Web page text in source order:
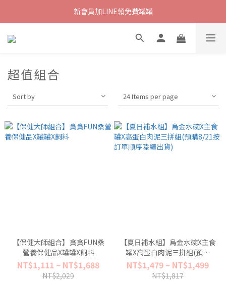
新會員加LINE領免費罐罐
超值組合
Sort by 24 Items per page
【保健大師組合】貪貪FUN桑
營養保健品X罐罐X飼料
NT$1,111 ~ NT$1,688
NT$2,029
【夏日補水組】烏金水碗X主食
罐X高蛋白肉泥三拼組(預購
8/21按訂單順序陸續出貨)
NT$1,479 ~ NT$1,499
NT$1,817